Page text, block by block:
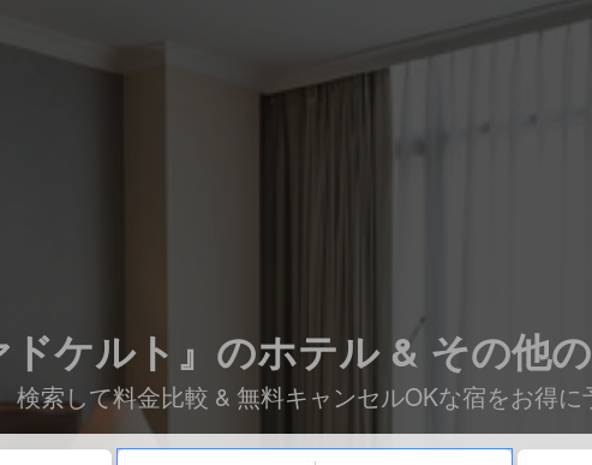
ドケルト』のホテル & その他
検索して料金比較 & 無料キャンセルOKな宿をお得に